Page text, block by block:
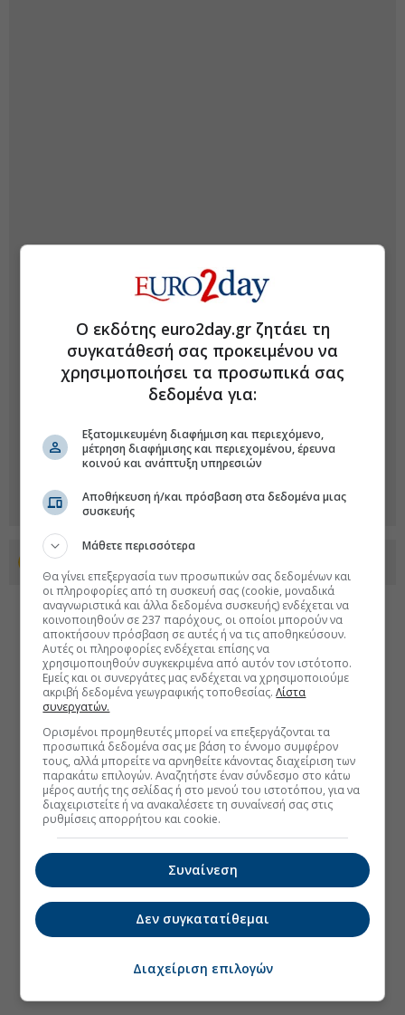
Προσθέστε το euro2day.gr στο Discover
Ο εκδότης euro2day.gr ζητάει τη
συγκατάθεσή σας προκειμένου να
χρησιμοποιήσει τα προσωπικά σας
δεδομένα για:
Εξατομικευμένη διαφήμιση και περιεχόμενο,
μέτρηση διαφήμισης και περιεχομένου, έρευνα
κοινού και ανάπτυξη υπηρεσιών
Αποθήκευση ή/και πρόσβαση στα δεδομένα μιας
συσκευής
Μάθετε περισσότερα
Θα γίνει επεξεργασία των προσωπικών σας δεδομένων και
οι πληροφορίες από τη συσκευή σας (cookie, μοναδικά
αναγνωριστικά και άλλα δεδομένα συσκευής) ενδέχεται να
κοινοποιηθούν σε 237 παρόχους, οι οποίοι μπορούν να
αποκτήσουν πρόσβαση σε αυτές ή να τις αποθηκεύσουν.
Αυτές οι πληροφορίες ενδέχεται επίσης να
χρησιμοποιηθούν συγκεκριμένα από αυτόν τον ιστότοπο.
Εμείς και οι συνεργάτες μας ενδέχεται να χρησιμοποιούμε
ακριβή δεδομένα γεωγραφικής τοποθεσίας.Λίστα
συνεργατών.
Ορισμένοι προμηθευτές μπορεί να επεξεργάζονται τα
προσωπικά δεδομένα σας με βάση το έννομο συμφέρον
τους, αλλά μπορείτε να αρνηθείτε κάνοντας διαχείριση των
παρακάτω επιλογών. Αναζητήστε έναν σύνδεσμο στο κάτω
μέρος αυτής της σελίδας ή στο μενού του ιστοτόπου, για να
διαχειριστείτε ή να ανακαλέσετε τη συναίνεσή σας στις
ρυθμίσεις απορρήτου και cookie.
Συναίνεση
Δεν συγκατατίθεμαι
Διαχείριση επιλογών